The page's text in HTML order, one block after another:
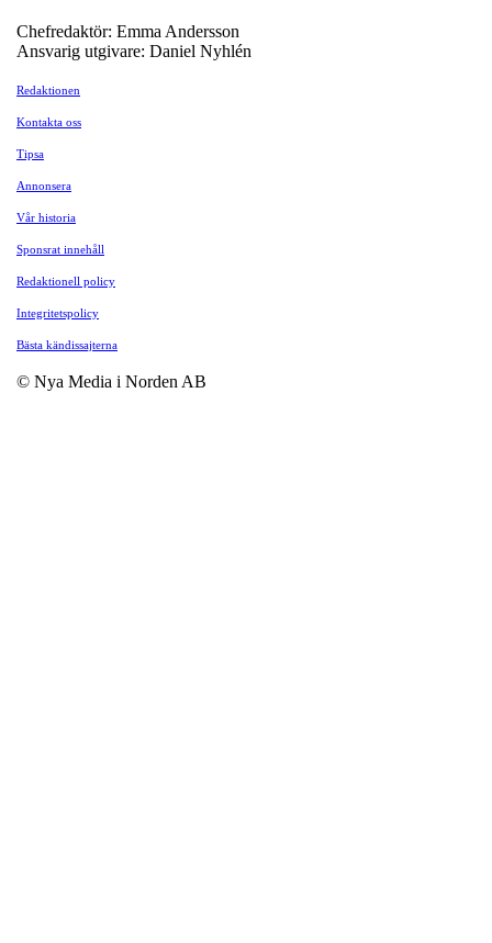
Chefredaktör: Emma Andersson
Ansvarig utgivare: Daniel Nyhlén
Redaktionen
Kontakta oss
Tipsa
Annonsera
Vår historia
Sponsrat innehåll
Redaktionell policy
Integritetspolicy
Bästa kändissajterna
© Nya Media i Norden AB